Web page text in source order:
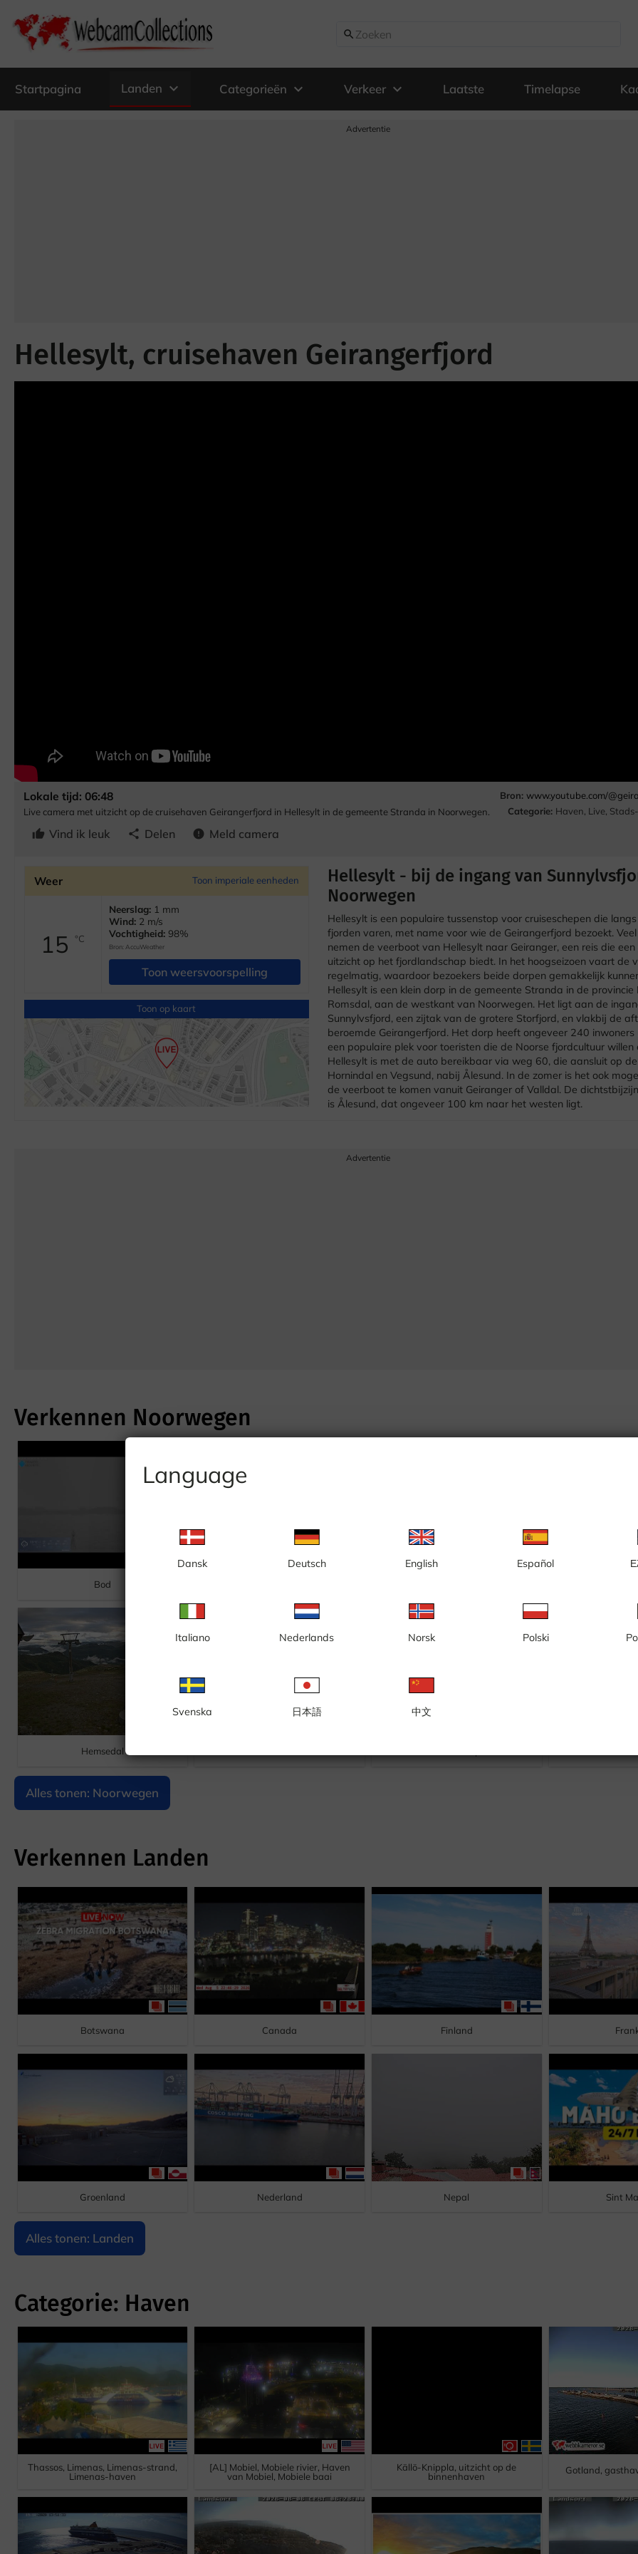
Language
Dansk Deutsch English Español
Italiano Nederlands Norsk Polski
Svenska 日本語 中文
search
Startpagina Landen expand_more Categorieën expand_more Verkeer expand_more Laatste Timelapse
Advertentie
Hellesylt, cruisehaven Geirangerfjord
Lokale tijd: 06:48
Live camera met uitzicht op de cruisehaven Geirangerfjord in Hellesylt in de gemeente Stranda in Noorwegen.
thumb_up Vind ik leuk share Delen error Meld camera
Bron: www.youtube.com/
Categorie: Haven, Live,
Weer Toon imperiale eenheden
15°C
Neerslag: 1 mm
Wind: 2 m/s
Vochtigheid: 98%
Bron: AccuWeather
Toon weersvoorspelling
Toon op kaart
Hellesylt - bij de ingang van
Noorwegen
Hellesylt is een populaire tussenstop voor cruiseschepen die
fjorden varen, met name voor wie de Geirangerfjord bezoekt.
nemen de veerboot van Hellesylt naar Geiranger, een reis die
uitzicht op het fjordlandschap biedt. In het hoogseizoen vaart de
regelmatig, waardoor bezoekers beide dorpen gemakkelijk
Hellesylt is een klein dorp in de gemeente Stranda in de provincie
Romsdal, aan de westkant van Noorwegen. Het ligt aan de
Sunnylvsfjord, een zijtak van de grotere Storfjord, en vlakbij de
beroemde Geirangerfjord. Het dorp heeft ongeveer 240 inwoners
een populaire plek voor toeristen die de Noorse fjordcultuur willen
Hellesylt is met de auto bereikbaar via weg 60, die aansluit op
Hornindal en Vegsund, nabij Ålesund. In de zomer is het ook
de veerboot te komen vanuit Geiranger of Valldal. De
is Ålesund, dat ongeveer 100 km naar het westen ligt.
Advertentie
Verkennen Noorwegen
Bod
Hemsedal
Alles tonen: Noorwegen
Verkennen Landen
Botswana Canada Finland
Groenland Nederland Nepal Sint
Alles tonen: Landen
Categorie: Haven
Thassos, Limenas, Limenas-strand,
Limenas-haven
[AL] Mobiel, Mobiele rivier, Haven
van Mobiel, Mobiele baai
Källö-Knippla, uitzicht op de
binnenhaven
Gotland,